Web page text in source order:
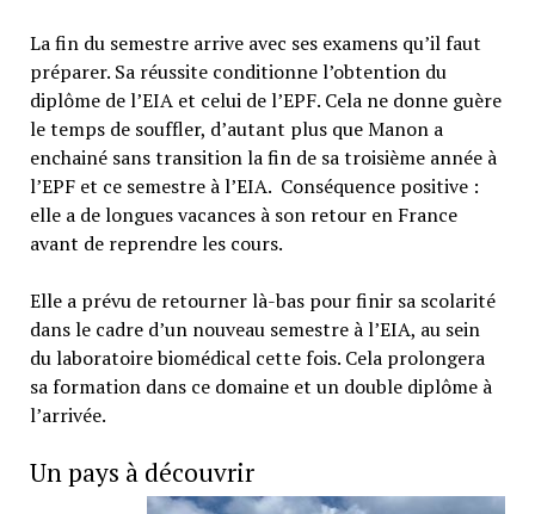
La fin du semestre arrive avec ses examens qu’il faut
préparer. Sa réussite conditionne l’obtention du
diplôme de l’EIA et celui de l’EPF. Cela ne donne guère
le temps de souffler, d’autant plus que Manon a
enchainé sans transition la fin de sa troisième année à
l’EPF et ce semestre à l’EIA. Conséquence positive :
elle a de longues vacances à son retour en France
avant de reprendre les cours.
Elle a prévu de retourner là-bas pour finir sa scolarité
dans le cadre d’un nouveau semestre à l’EIA, au sein
du laboratoire biomédical cette fois. Cela prolongera
sa formation dans ce domaine et un double diplôme à
l’arrivée.
Un pays à découvrir